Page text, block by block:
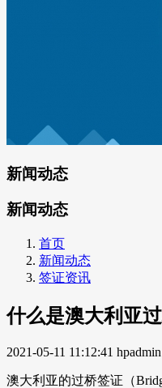
新闻动态
新闻动态
首页
新闻动态
签证资讯
什么是澳大利亚
2021-05-11 11:12:41 hpadmin
澳大利亚的过桥签证（